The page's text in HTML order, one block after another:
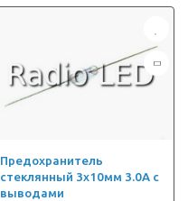
Предохранитель
стеклянный 3х10мм 3.0А с
выводами